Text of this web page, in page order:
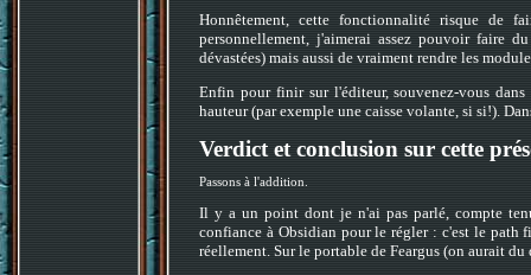
Honnêtement, cette fonctionnalité risque de
personnellement, j'aimerai assez pouvoir faire
dévastées) mais aussi de vraiment rendre les
Enfin pour finir sur l'éditeur, souvenez-vous
hauteur (par exemple une caisse volante, si si!).
Verdict et conclusion sur cette
Passons à l'addition.
Il y a un point dont je n'ai pas parlé, compte
confiance à Obsidian pour le régler : c'est le path
réellement. Sur le portable de Feargus (on aurait